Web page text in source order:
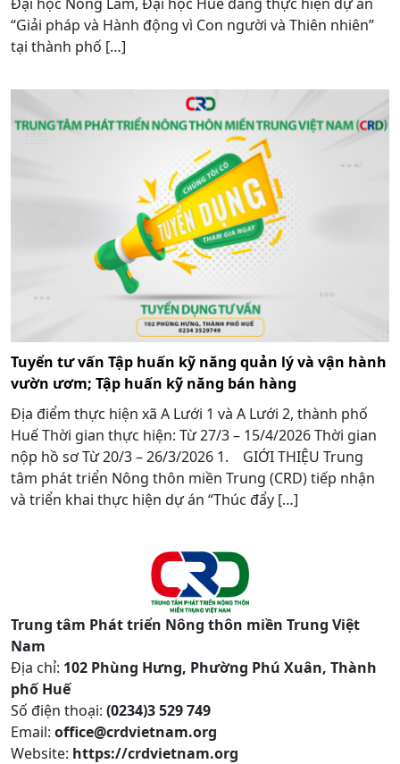
“Giải pháp và Hành động vì Con người và Thiên nhiên”
tại thành phố […]
Tuyển tư vấn Tập huấn kỹ năng quản lý và vận hành
vườn ươm; Tập huấn kỹ năng bán hàng
Địa điểm thực hiện xã A Lưới 1 và A Lưới 2, thành phố
Huế Thời gian thực hiện: Từ 27/3 – 15/4/2026 Thời gian
nộp hồ sơ Từ 20/3 – 26/3/2026 1. GIỚI THIỆU Trung
tâm phát triển Nông thôn miền Trung (CRD) tiếp nhận
và triển khai thực hiện dự án “Thúc đẩy […]
Trung tâm Phát triển Nông thôn miền Trung Việt
Nam
Địa chỉ: 102 Phùng Hưng, Phường Phú Xuân, Thành
phố Huế
Số điện thoại: (0234)3 529 749
Email: office@crdvietnam.org
Website: https://crdvietnam.org